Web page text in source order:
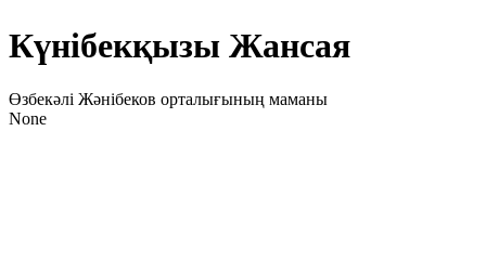
Күнібекқызы Жансая
Өзбекәлі Жәнібеков орталығының маманы
None